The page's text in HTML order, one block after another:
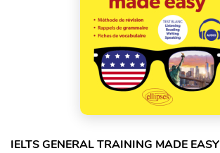
IELTS GENERAL TRAINING MADE EASY